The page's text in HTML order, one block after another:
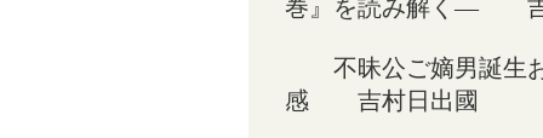
巻』を読み解く―
不昧公ご嫡男誕生お
感 吉村日出國